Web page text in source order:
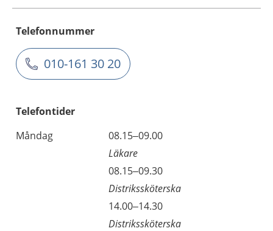
Telefonnummer
010-161 30 20
Telefontider
Måndag
08.15–09.00
Läkare
08.15–09.30
Distrikssköterska
14.00–14.30
Distrikssköterska